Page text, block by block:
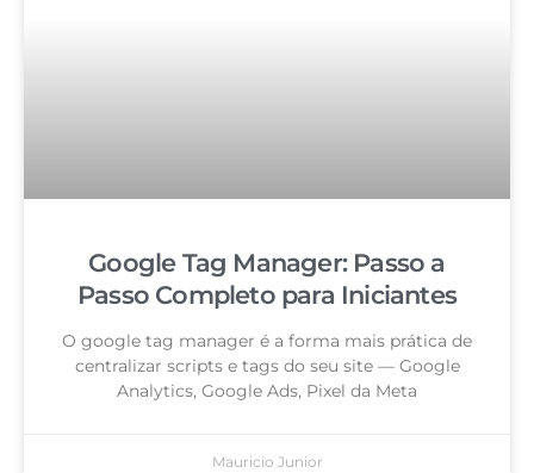
Google Tag Manager: Passo a
Passo Completo para Iniciantes
O google tag manager é a forma mais prática de
centralizar scripts e tags do seu site — Google
Analytics, Google Ads, Pixel da Meta
Mauricio Junior